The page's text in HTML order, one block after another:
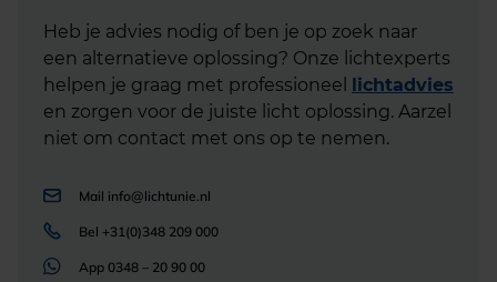
Heb je advies nodig of ben je op zoek naar
een alternatieve oplossing? Onze lichtexperts
helpen je graag met professioneel lichtadvies
en zorgen voor de juiste licht oplossing. Aarzel
niet om contact met ons op te nemen.
Mail info@lichtunie.nl
Bel +31(0)348 209 000
App 0348 – 20 90 00